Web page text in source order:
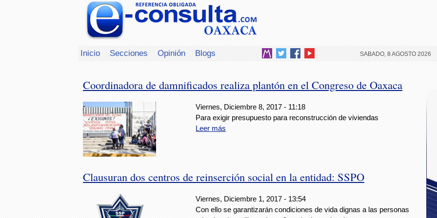
Inicio Secciones Opinión Blogs SABADO, 8 AGOSTO 2026
Coordinadora de damnificados realiza plantón en el Congreso de Oaxaca
Viernes, Diciembre 8, 2017 - 11:18
Para exigir presupuesto para reconstrucción de viviendas
Leer más
Clausuran dos centros de reinserción social en la entidad: SSPO
Viernes, Diciembre 1, 2017 - 13:54
Con ello se garantizarán condiciones de vida dignas a las personas